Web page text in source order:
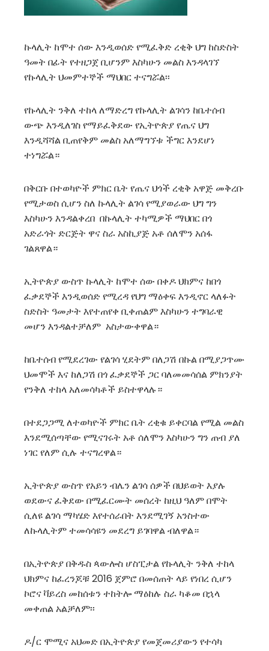
ኩላሊት ከሞተ ሰው እንዲወሰድ የሚፈቅድ ረቂቅ ህግ ከስድስት
ዓመት በፊት የተዘጋጀ ቢሆንም እስካሁን መልስ እንዳላገኘ
የኩላሊት ህመምተኞች ማህበር ተናግሯል፡፡
የኩላሊት ንቅለ ተከላ ለማድረግ የኩላሊት ልገሳን ከቤተሰብ
ውጭ እንዲለገስ የማይፈቅደው የኢትዮጵያ የጤና ህግ
እንዲሻሻል ቢጠየቅም መልስ አለማግኘቱ ችግር እንደሆነ
ተነግሯል።
በቅርቡ በተወካዮች ምክር ቤት የጤና ህጎች ረቂቅ አዋጅ መቅረቡ
የሚታወስ ሲሆን ስለ ኩላሊት ልገሳ የሚያወራው ህግ ግን
እስካሁን እንዳልቀረበ በኩላሊት ተካሚዎች ማህበር በጎ
አድራጎት ድርጅት ዋና ስራ አስኪያጅ አቶ ሰለሞን አሰፋ
ገልጸዋል።
ኢትዮጵያ ውስጥ ኩላሊት ከሞተ ሰው በቀዶ ህክምና ከበጎ
ፈቃደኞች እንዲወሰድ የሚረዳ የህግ ማዕቀፍ እንዲኖር ላለፉት
ስድስት ዓመታት እየተጠየቀ ቢቀጠልም እስካሁን ተግባራዊ
መሆን እንዳልተቻለም አስታውቀዋል።
ከቤተሰብ የሚደረገው የልገሳ ሂደትም በለጋሽ በኩል በሚያጋጥሙ
ህመሞች እና ከለጋሽ በጎ ፈቃደኞች ጋር ባለመመሳሰል ምክንያት
የንቅለ ተከላ አለመሳካቶች ይስተዋላሉ።
በተደጋጋሚ ለተወካዮች ምክር ቤት ረቂቁ ይቀርባል የሚል መልስ
እንደሚሰጣቸው የሚናገሩት አቶ ሰለሞን እስካሁን ግን ጠብ ያለ
ነገር የለም ሲሉ ተናግረዋል።
ኢትዮጵያ ውስጥ የአይን ብሌን ልገሳ ሰዎች በህይወት እያሉ
ወደውና ፈቅደው በሚፈርሙት መሰረት ከዚህ ዓለም በሞት
ሲለዩ ልገሳ ማካሄድ እየተሰራበት እንደሚገኝ አንስተው
ለኩላሊትም ተመሳሳዩን መደረግ ይገባዋል ብለዋል።
በኢትዮጵያ በቅዱስ ጳውሎስ ሆስፒታል የኩላሊት ንቅለ ተከላ
ህክምና ከፈረንጆቹ 2016 ጀምሮ በመሰጠት ላይ የነበረ ሲሆን
ኮሮና ቫይረስ መከሰቱን ተከትሎ ማዕከሉ ስራ ካቆመ በኋላ
መቀጠል አልቻለም፡፡
ዶ/ር ሞሚና አህመድ በኢትዮጵያ የመጀመሪያውን የተሳካ